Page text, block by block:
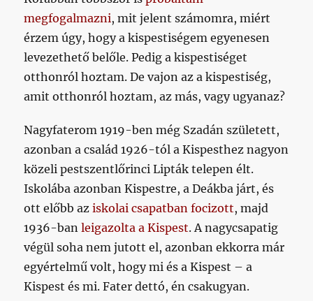
megfogalmazni, mit jelent számomra, miért
érzem úgy, hogy a kispestiségem egyenesen
levezethető belőle. Pedig a kispestiséget
otthonról hoztam. De vajon az a kispestiség,
amit otthonról hoztam, az más, vagy ugyanaz?
Nagyfaterom 1919-ben még Szadán született,
azonban a család 1926-tól a Kispesthez nagyon
közeli pestszentlőrinci Lipták telepen élt.
Iskolába azonban Kispestre, a Deákba járt, és
ott előbb aziskolai csapatban focizott, majd
1936-banleigazolta a Kispest. A nagycsapatig
végül soha nem jutott el, azonban ekkorra már
egyértelmű volt, hogy mi és a Kispest – a
Kispest és mi. Fater dettó, én csakugyan.